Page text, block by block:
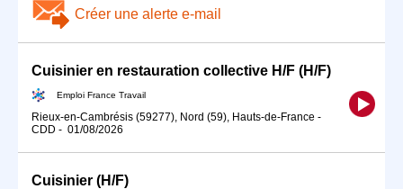
Créer une alerte e-mail
Cuisinier en restauration collective H/F (H/F)
Emploi France Travail
Rieux-en-Cambrésis (59277), Nord (59), Hauts-de-France -
CDD - 01/08/2026
Cuisinier (H/F)